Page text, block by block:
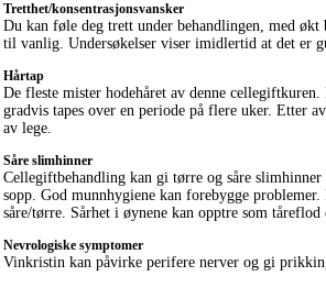
Tretthet/konsentrasjonsvansker
Du kan føle deg trett under behandlingen, med
til vanlig. Undersøkelser viser imidlertid at det er
Hårtap
De fleste mister hodehåret av denne
gradvis tapes over en periode på flere uker. Etter
av lege.
Såre slimhinner
Cellegiftbehandling kan gi tørre og såre
sopp. God munnhygiene kan forebygge
såre/tørre. Sårhet i øynene kan opptre som
Nevrologiske symptomer
Vinkristin kan påvirke perifere nerver og gi